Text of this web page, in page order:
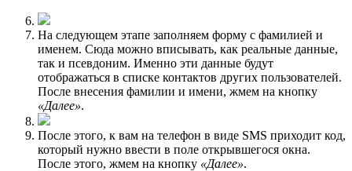
На следующем этапе заполняем форму с фамилией и
именем. Сюда можно вписывать, как реальные данные,
так и псевдоним. Именно эти данные будут
отображаться в списке контактов других пользователей.
После внесения фамилии и имени, жмем на кнопку
«Далее».
После этого, к вам на телефон в виде SMS приходит код,
который нужно ввести в поле открывшегося окна.
После этого, жмем на кнопку «Далее».